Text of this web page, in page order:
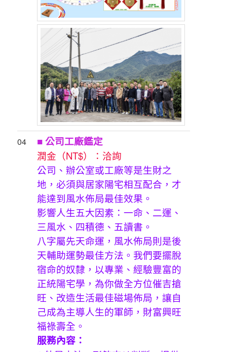
04 ■ 公司工廠鑑定
潤金（NT$）：洽詢
公司、辦公室或工廠等是生財之
地，必須與居家陽宅相互配合，才
能達到風水佈局最佳效果。
影響人生五大因素：一命、二運、
三風水、四積德、五讀書。
八字屬先天命運，風水佈局則是後
天輔助運勢最佳方法。我們要擺脫
宿命的奴隸，以專業、經驗豐富的
正統陽宅學，為你做全方位催吉搶
旺、改造生活最佳磁場佈局，讓自
己成為主導人生的軍師，財富興旺
福祿壽全。
服務內容：